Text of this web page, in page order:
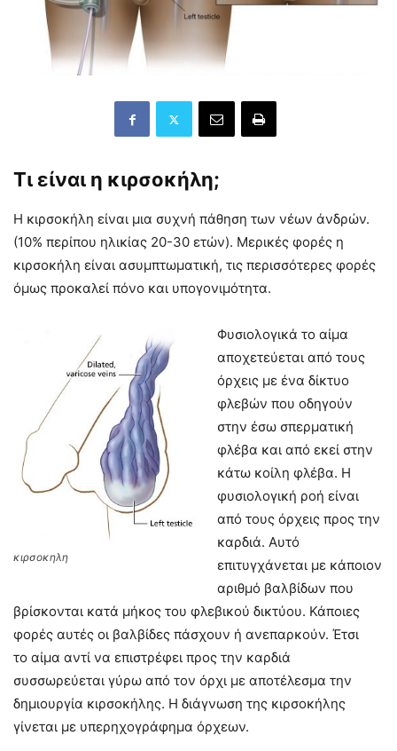
Τι είναι η κιρσοκήλη;
Η κιρσοκήλη είναι μια συχνή πάθηση των νέων άνδρών.
(10% περίπου ηλικίας 20-30 ετών). Μερικές φορές η
κιρσοκήλη είναι ασυμπτωματική, τις περισσότερες φορές
όμως προκαλεί πόνο και υπογονιμότητα.
κιρσοκηλη
Φυσιολογικά το αίμα
αποχετεύεται από τους
όρχεις με ένα δίκτυο
φλεβών που οδηγούν
στην έσω σπερματική
φλέβα και από εκεί στην
κάτω κοίλη φλέβα. Η
φυσιολογική ροή είναι
από τους όρχεις προς την
καρδιά. Αυτό
επιτυγχάνεται με κάποιον
αριθμό βαλβίδων που
βρίσκονται κατά μήκος του φλεβικού δικτύου. Κάποιες
φορές αυτές οι βαλβίδες πάσχουν ή ανεπαρκούν. Έτσι
το αίμα αντί να επιστρέφει προς την καρδιά
συσσωρεύεται γύρω από τον όρχι με αποτέλεσμα την
δημιουργία κιρσοκήλης. Η διάγνωση της κιρσοκήλης
γίνεται με υπερηχογράφημα όρχεων.